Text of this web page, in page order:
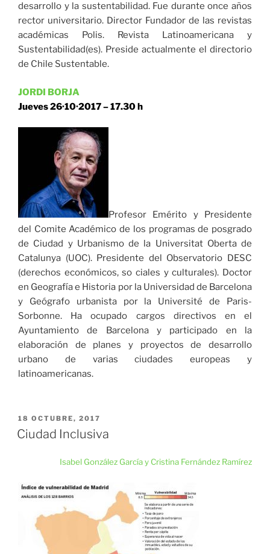
desarrollo y la sustentabilidad. Fue durante once años
rector universita­rio. Director Fundador de las revistas
académicas Polis. Revista Latinoamericana y
Sustentabilidad(es). Preside actualmente el directorio
de Chile Sustentable.
JORDI BORJA
Jueves 26·10·2017 – 17.30 h
Profesor Emérito y Presidente
del Comite Académico de los pro­gramas de posgrado
de Ciudad y Urbanismo de la Universitat Oberta de
Catalunya (UOC). Presidente del Observatorio DESC
(derechos económicos, so ciales y culturales). Doctor
en Geografía e Historia por la Universidad de Barcelona
y Geógrafo urbanista por la Université de Paris-
Sorbonne. Ha ocupado cargos directivos en el
Ayuntamiento de Barcelona y participado en la
elaboración de planes y proyectos de desa­rrollo
urbano de varias ciudades europeas y
latinoamericanas.
PUBLICADO
EL
18 OCTUBRE, 2017
Ciudad Inclusiva
Isabel González García y Cristina Fernández Ramírez